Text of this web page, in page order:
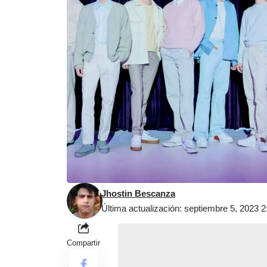
Última actualización: septiembre 5, 2023
Jhostin Bescanza
Compartir